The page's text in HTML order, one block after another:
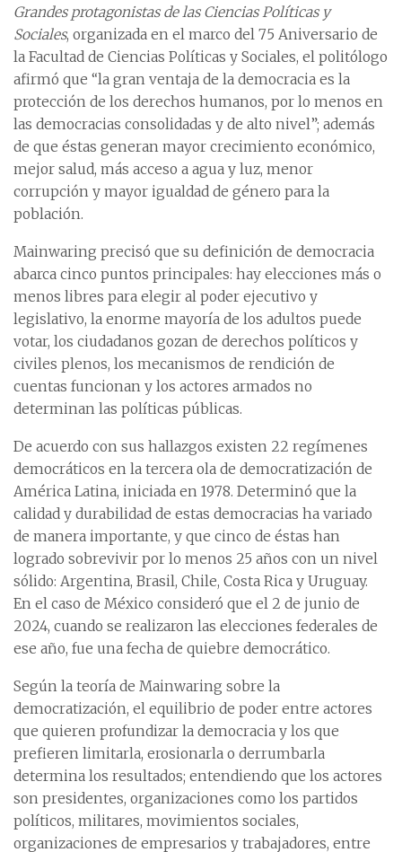
Grandes protagonistas de las Ciencias Políticas y
Sociales, organizada en el marco del 75 Aniversario de
la Facultad de Ciencias Políticas y Sociales, el politólogo
afirmó que “la gran ventaja de la democracia es la
protección de los derechos humanos, por lo menos en
las democracias consolidadas y de alto nivel”; además
de que éstas generan mayor crecimiento económico,
mejor salud, más acceso a agua y luz, menor
corrupción y mayor igualdad de género para la
población.
Mainwaring precisó que su definición de democracia
abarca cinco puntos principales: hay elecciones más o
menos libres para elegir al poder ejecutivo y
legislativo, la enorme mayoría de los adultos puede
votar, los ciudadanos gozan de derechos políticos y
civiles plenos, los mecanismos de rendición de
cuentas funcionan y los actores armados no
determinan las políticas públicas.
De acuerdo con sus hallazgos existen 22 regímenes
democráticos en la tercera ola de democratización de
América Latina, iniciada en 1978. Determinó que la
calidad y durabilidad de estas democracias ha variado
de manera importante, y que cinco de éstas han
logrado sobrevivir por lo menos 25 años con un nivel
sólido: Argentina, Brasil, Chile, Costa Rica y Uruguay.
En el caso de México consideró que el 2 de junio de
2024, cuando se realizaron las elecciones federales de
ese año, fue una fecha de quiebre democrático.
Según la teoría de Mainwaring sobre la
democratización, el equilibrio de poder entre actores
que quieren profundizar la democracia y los que
prefieren limitarla, erosionarla o derrumbarla
determina los resultados; entendiendo que los actores
son presidentes, organizaciones como los partidos
políticos, militares, movimientos sociales,
organizaciones de empresarios y trabajadores, entre